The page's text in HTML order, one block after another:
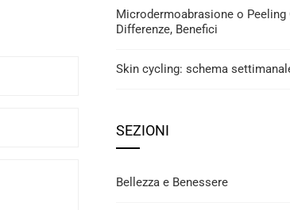
Microdermoabrasione o Peeling
Differenze, Benefici
Skin cycling: schema
SEZIONI
Bellezza e Benessere